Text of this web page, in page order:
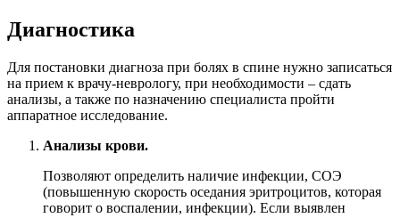
Диагностика
Для постановки диагноза при болях в спине нужно записаться
на прием к врачу-неврологу, при необходимости – сдать
анализы, а также по назначению специалиста пройти
аппаратное исследование.
Анализы крови.
Позволяют определить наличие инфекции, СОЭ
(повышенную скорость оседания эритроцитов, которая
говорит о воспалении, инфекции). Если выявлен